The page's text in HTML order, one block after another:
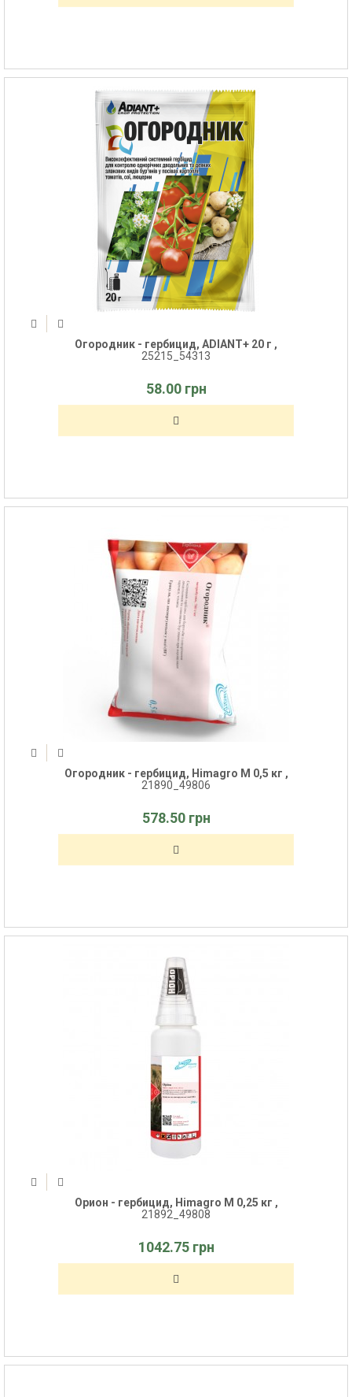
Огородник - гербицид, ADIANT+ 20 г ,
25215_54313
58.00 грн
Огородник - гербицид, Himagro M 0,5 кг ,
21890_49806
578.50 грн
Орион - гербицид, Himagro M 0,25 кг ,
21892_49808
1042.75 грн